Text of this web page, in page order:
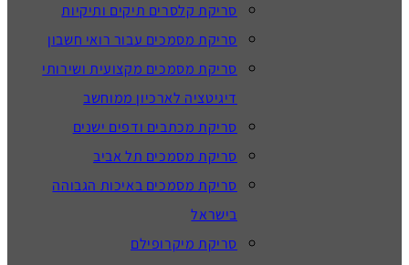
סריקת קלסרים תיקים ותיקיות
סריקת מסמכים עבור רואי חשבון
סריקת מסמכים מקצועית ושירותי
דיגיטציה לארכיון ממוחשב
סריקת מכתבים ודפים ישנים
סריקת מסמכים תל אביב
סריקת מסמכים באיכות הגבוהה
בישראל
סריקת מיקרופילם